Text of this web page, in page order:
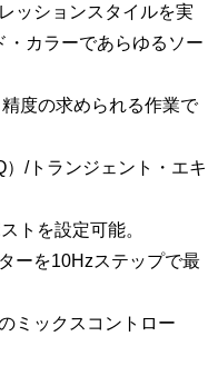
ッションスタイルを実
カラーであらゆるソー
度の求められる作業で
/トランジェント・エキ
トを設定可能。
ーを10Hzステップで最
ミックスコントロー